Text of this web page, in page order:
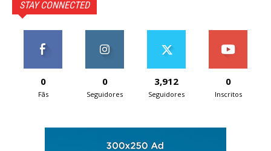
STAY CONNECTED
0
Fãs
0
Seguidores
3,912
Seguidores
0
Inscritos